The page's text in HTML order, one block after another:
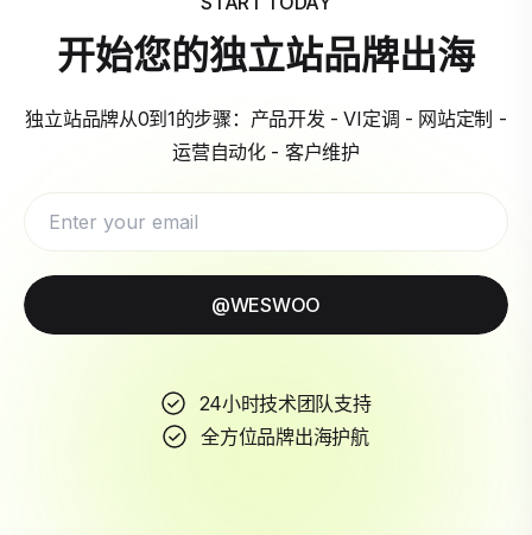
开始您的独立站品牌出海
独立站品牌从0到1的步骤：产品开发 - VI定调 - 网站定制 -
运营自动化 - 客户维护
@WESWOO
24小时技术团队支持
全方位品牌出海护航